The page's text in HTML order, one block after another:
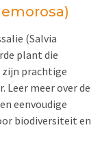
(Salvia
plant die
prachtige
Leer meer over de
eenvoudige
biodiversiteit en